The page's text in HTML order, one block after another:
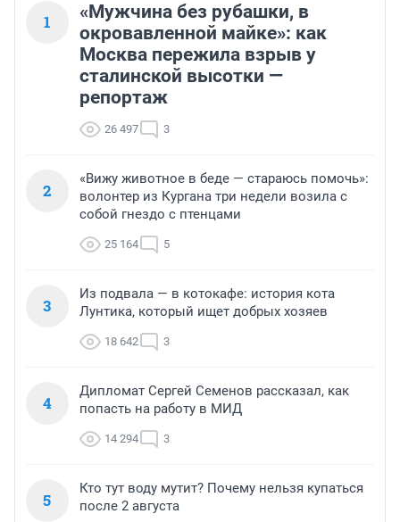
1
«Мужчина без рубашки, в
окровавленной майке»: как
Москва пережила взрыв у
сталинской высотки —
репортаж
26 497 3
2
«Вижу животное в беде — стараюсь помочь»:
волонтер из Кургана три недели возила с
собой гнездо с птенцами
25 164 5
3
Из подвала — в котокафе: история кота
Лунтика, который ищет добрых хозяев
18 642 3
4
Дипломат Сергей Семенов рассказал, как
попасть на работу в МИД
14 294 3
5
Кто тут воду мутит? Почему нельзя купаться
после 2 августа